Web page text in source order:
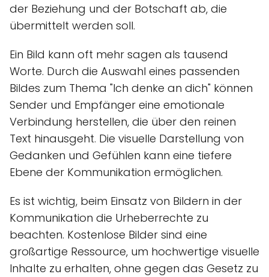
der Beziehung und der Botschaft ab, die
übermittelt werden soll.
Ein Bild kann oft mehr sagen als tausend
Worte. Durch die Auswahl eines passenden
Bildes zum Thema "Ich denke an dich" können
Sender und Empfänger eine emotionale
Verbindung herstellen, die über den reinen
Text hinausgeht. Die visuelle Darstellung von
Gedanken und Gefühlen kann eine tiefere
Ebene der Kommunikation ermöglichen.
Es ist wichtig, beim Einsatz von Bildern in der
Kommunikation die Urheberrechte zu
beachten. Kostenlose Bilder sind eine
großartige Ressource, um hochwertige visuelle
Inhalte zu erhalten, ohne gegen das Gesetz zu